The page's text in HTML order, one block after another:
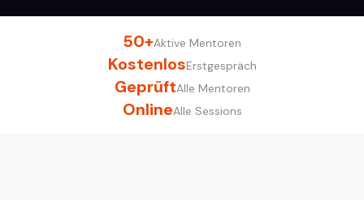
50+Aktive Mentoren
KostenlosErstgespräch
GeprüftAlle Mentoren
OnlineAlle Sessions